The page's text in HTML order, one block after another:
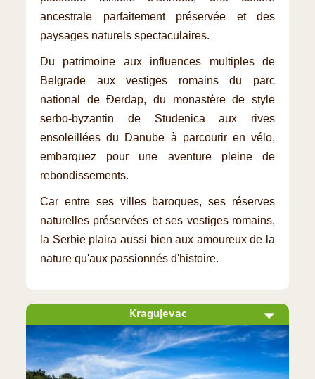
ancestrale parfaitement préservée et des
paysages naturels spectaculaires.
Du patrimoine aux influences multiples de
Belgrade aux vestiges romains du parc
national de Đerdap, du monastère de style
serbo-byzantin de Studenica aux rives
ensoleillées du Danube à parcourir en vélo,
embarquez pour une aventure pleine de
rebondissements.
Car entre ses villes baroques, ses réserves
naturelles préservées et ses vestiges romains,
la Serbie plaira aussi bien aux amoureux de la
nature qu'aux passionnés d'histoire.
Kragujevac